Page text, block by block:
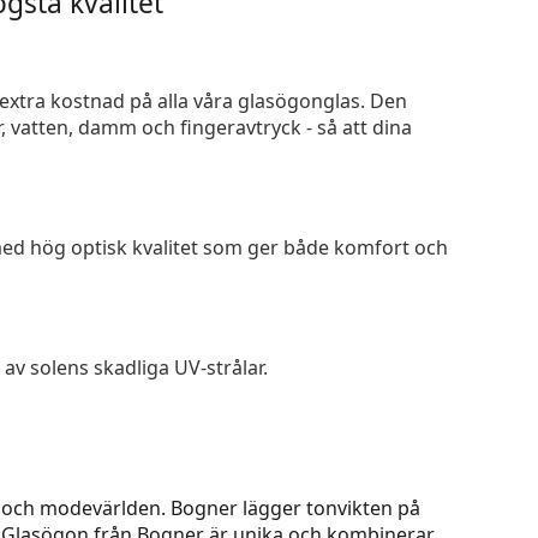
kostnad på alla våra glasögonglas. Den
damm och fingeravtryck - så att dina
hög optisk kvalitet som ger både komfort och
solens skadliga UV-strålar.
modevärlden. Bogner lägger tonvikten på